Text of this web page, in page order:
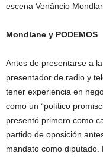
escena Venâncio
Mondlane y PODEMOS
Antes de presentarse a
presentador de radio y
tener experiencia en
como un “político
presentó primero como
partido de oposición
mandato como